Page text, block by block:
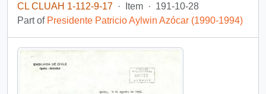
CL CLUAH 1-112-9-17 · Item · 191-10-28
Part of Presidente Patricio Aylwin Azócar (1990-1994)